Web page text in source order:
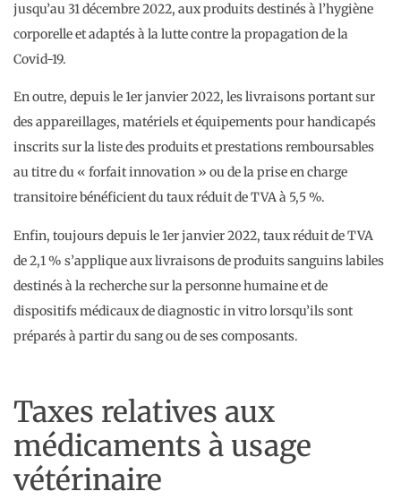
jusqu’au 31 décembre 2022, aux produits destinés à l’hygiène
corporelle et adaptés à la lutte contre la propagation de la
Covid-19.
En outre, depuis le 1er janvier 2022, les livraisons portant sur
des appareillages, matériels et équipements pour handicapés
inscrits sur la liste des produits et prestations remboursables
au titre du « forfait innovation » ou de la prise en charge
transitoire bénéficient du taux réduit de TVA à 5,5 %.
Enfin, toujours depuis le 1er janvier 2022, taux réduit de TVA
de 2,1 % s’applique aux livraisons de produits sanguins labiles
destinés à la recherche sur la personne humaine et de
dispositifs médicaux de diagnostic in vitro lorsqu’ils sont
préparés à partir du sang ou de ses composants.
Taxes relatives aux
médicaments à usage
vétérinaire